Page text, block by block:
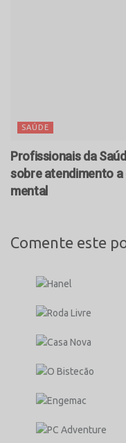
SAÚDE
Profissionais da
sobre atendimento a
mental
Comente este